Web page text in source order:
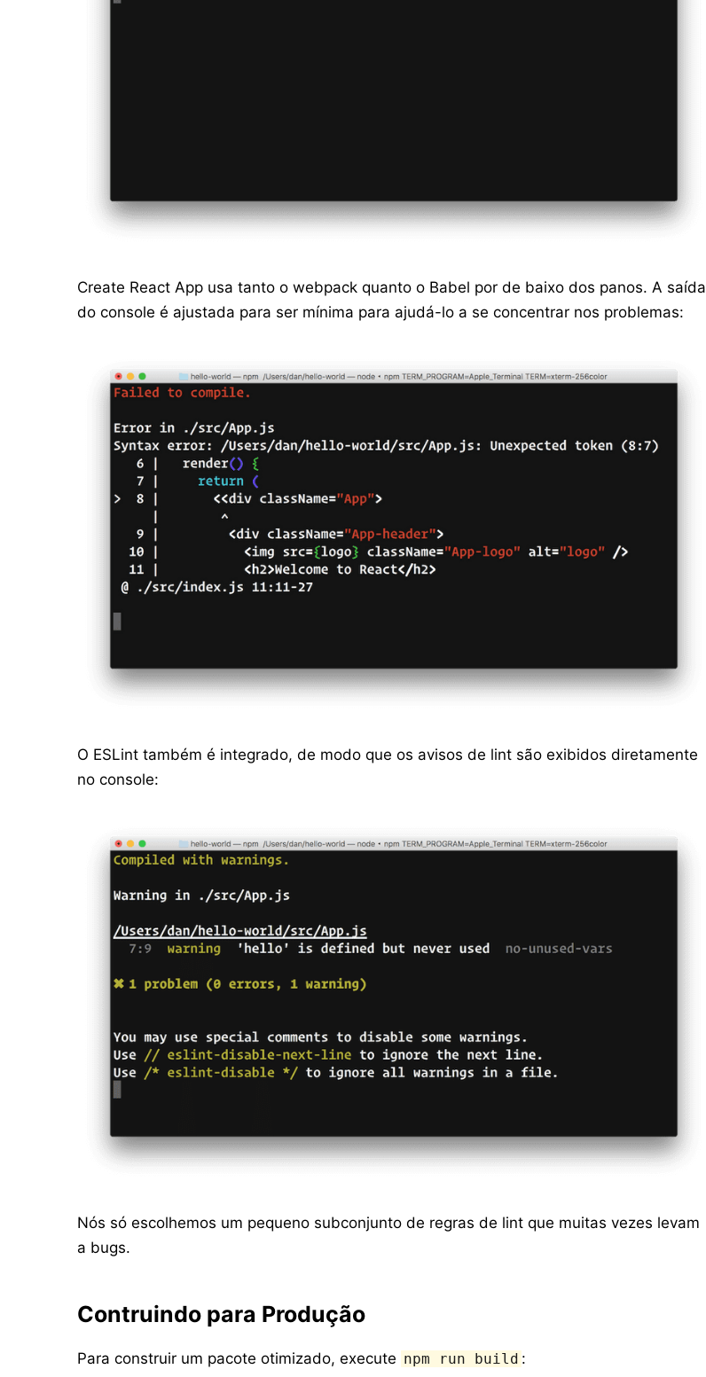
Create React App usa tanto o webpack quanto o Babel por de baixo dos panos. A saída
do console é ajustada para ser mínima para ajudá-lo a se concentrar nos problemas:
O ESLint também é integrado, de modo que os avisos de lint são exibidos diretamente
no console:
Nós só escolhemos um pequeno subconjunto de regras de lint que muitas vezes levam
a bugs.
Contruindo para Produção
Para construir um pacote otimizado, execute npm run build :